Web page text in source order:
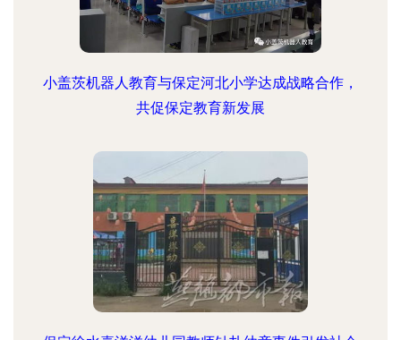
小盖茨机器人教育与保定河北小学达成战略合作，
共促保定教育新发展